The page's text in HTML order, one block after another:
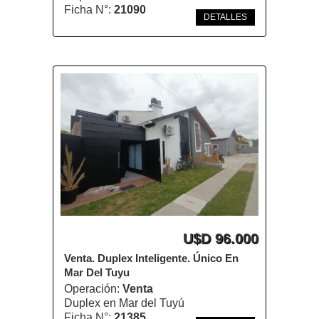
Ficha N°: 21090
DETALLES
U$D 96.000
Venta. Duplex Inteligente. Único En
Mar Del Tuyu
Operación: Venta
Duplex en Mar del Tuyú